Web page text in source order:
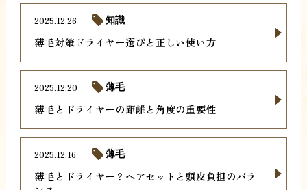
薄毛対策ドライヤー選びと正しい使い方
2025.12.26 知識
薄毛とドライヤーの距離と角度の重要性
2025.12.20 薄毛
薄毛とドライヤー？ヘアセットと頭皮負担のバラ
2025.12.16 薄毛